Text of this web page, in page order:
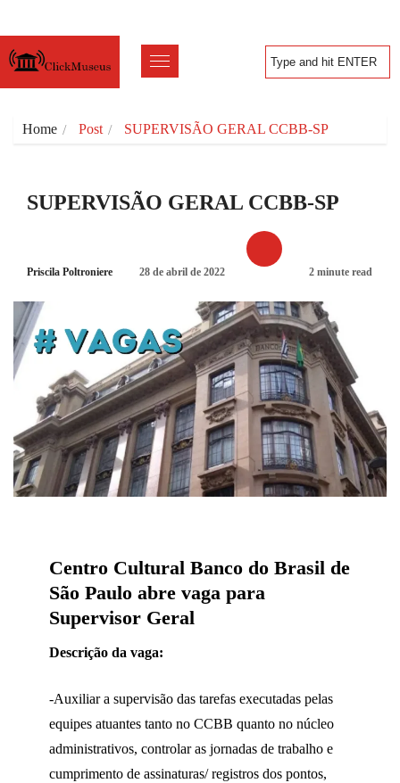
Home Post SUPERVISÃO GERAL CCBB-SP
SUPERVISÃO GERAL CCBB-SP
Priscila Poltroniere 28 de abril de 2022 2 minute read
Centro Cultural Banco do Brasil de
São Paulo abre vaga para
Supervisor Geral
Descrição da vaga:
-Auxiliar a supervisão das tarefas executadas pelas
equipes atuantes tanto no CCBB quanto no núcleo
administrativos, controlar as jornadas de trabalho e
cumprimento de assinaturas/ registros dos pontos,